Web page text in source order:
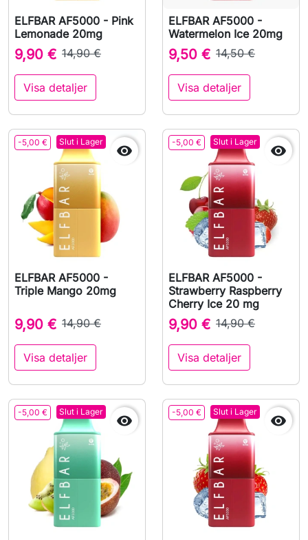
ELFBAR AF5000 - Pink
Lemonade 20mg
9,90 € 14,90 €
Visa detaljer
ELFBAR AF5000 -
Watermelon Ice 20mg
9,50 € 14,50 €
Visa detaljer
-5,00 € Slut i Lager

ELFBAR AF5000 -
Triple Mango 20mg
9,90 € 14,90 €
Visa detaljer
-5,00 € Slut i Lager

ELFBAR AF5000 -
Strawberry Raspberry
Cherry Ice 20 mg
9,90 € 14,90 €
Visa detaljer
-5,00 € Slut i Lager
 -5,00 € Slut i Lager
